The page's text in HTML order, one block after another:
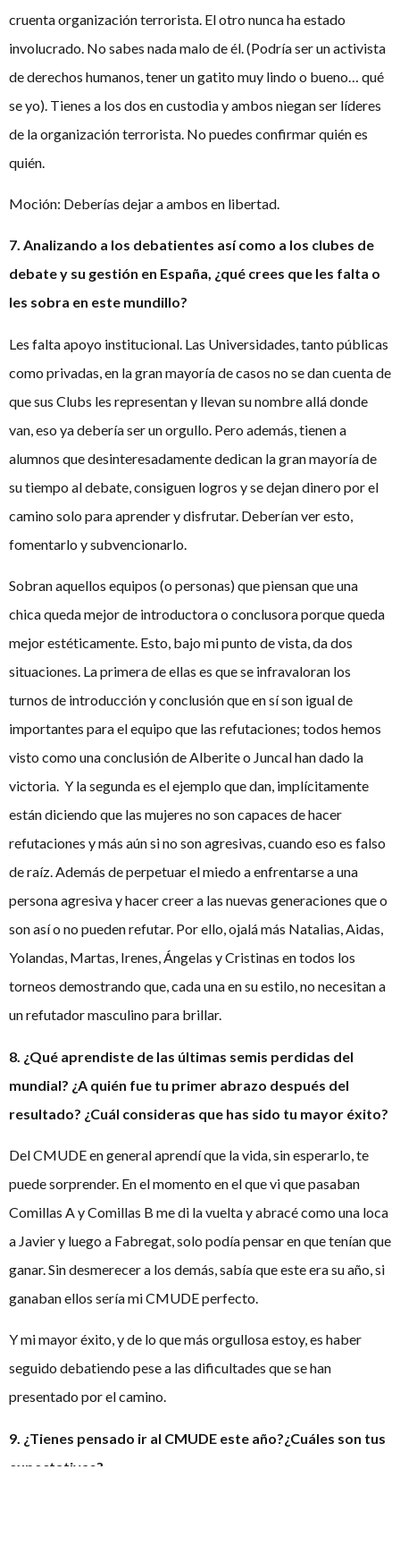
cruenta organización terrorista. El otro nunca ha estado
involucrado. No sabes nada malo de él. (Podría ser un activista
de derechos humanos, tener un gatito muy lindo o bueno… qué
se yo). Tienes a los dos en custodia y ambos niegan ser líderes
de la organización terrorista. No puedes confirmar quién es
quién.
Moción: Deberías dejar a ambos en libertad.
7. Analizando a los debatientes así como a los clubes de
debate y su gestión en España, ¿qué crees que les falta o
les sobra en este mundillo?
Les falta apoyo institucional. Las Universidades, tanto públicas
como privadas, en la gran mayoría de casos no se dan cuenta de
que sus Clubs les representan y llevan su nombre allá donde
van, eso ya debería ser un orgullo. Pero además, tienen a
alumnos que desinteresadamente dedican la gran mayoría de
su tiempo al debate, consiguen logros y se dejan dinero por el
camino solo para aprender y disfrutar. Deberían ver esto,
fomentarlo y subvencionarlo.
Sobran aquellos equipos (o personas) que piensan que una
chica queda mejor de introductora o conclusora porque queda
mejor estéticamente. Esto, bajo mi punto de vista, da dos
situaciones. La primera de ellas es que se infravaloran los
turnos de introducción y conclusión que en sí son igual de
importantes para el equipo que las refutaciones; todos hemos
visto como una conclusión de Alberite o Juncal han dado la
victoria. Y la segunda es el ejemplo que dan, implícitamente
están diciendo que las mujeres no son capaces de hacer
refutaciones y más aún si no son agresivas, cuando eso es falso
de raíz. Además de perpetuar el miedo a enfrentarse a una
persona agresiva y hacer creer a las nuevas generaciones que o
son así o no pueden refutar. Por ello, ojalá más Natalias, Aidas,
Yolandas, Martas, Irenes, Ángelas y Cristinas en todos los
torneos demostrando que, cada una en su estilo, no necesitan a
un refutador masculino para brillar.
8. ¿Qué aprendiste de las últimas semis perdidas del
mundial? ¿A quién fue tu primer abrazo después del
resultado? ¿Cuál consideras que has sido tu mayor éxito?
Del CMUDE en general aprendí que la vida, sin esperarlo, te
puede sorprender. En el momento en el que vi que pasaban
Comillas A y Comillas B me di la vuelta y abracé como una loca
a Javier y luego a Fabregat, solo podía pensar en que tenían que
ganar. Sin desmerecer a los demás, sabía que este era su año, si
ganaban ellos sería mi CMUDE perfecto.
Y mi mayor éxito, y de lo que más orgullosa estoy, es haber
seguido debatiendo pese a las dificultades que se han
presentado por el camino.
9. ¿Tienes pensado ir al CMUDE este año?¿Cuáles son tus
expectativas?